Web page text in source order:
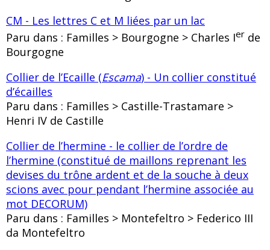
CM - Les lettres C et M liées par un lac
Paru dans : Familles > Bourgogne > Charles Ier de
Bourgogne
Collier de l’Ecaille (Escama) - Un collier constitué
d’écailles
Paru dans : Familles > Castille-Trastamare >
Henri IV de Castille
Collier de l’hermine - le collier de l’ordre de
l’hermine (constitué de maillons reprenant les
devises du trône ardent et de la souche à deux
scions avec pour pendant l’hermine associée au
mot DECORUM)
Paru dans : Familles > Montefeltro > Federico III
da Montefeltro